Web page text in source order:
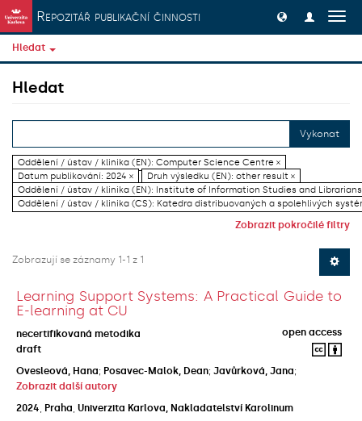
Přeskočit na obsah
Repozitář publikační činnosti
Hledat
Hledat
Vykonat
Oddělení / ústav / klinika (EN): Computer Science Centre ×
Datum publikování: 2024 ×
Druh výsledku (EN): other result ×
Oddělení / ústav / klinika (EN): Institute of Information Studies and
Oddělení / ústav / klinika (CS): Katedra distribuovaných a spolehlivých
Zobrazit pokročilé filtry
Zobrazují se záznamy 1-1 z 1
Learning Support Systems: A Practical Guide to
E-learning at CU
necertifikovaná metodika
open access
draft
Ovesleová, Hana; Posavec-Malok, Dean; Javůrková, Jana;
Zobrazit další autory
2024
Praha Univerzita Karlova, Nakladatelství Karolinum